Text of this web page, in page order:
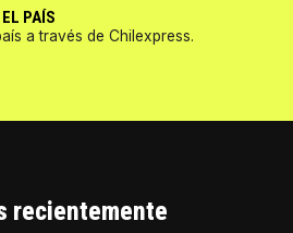
PAÍS
a través de Chilexpress.
recientemente